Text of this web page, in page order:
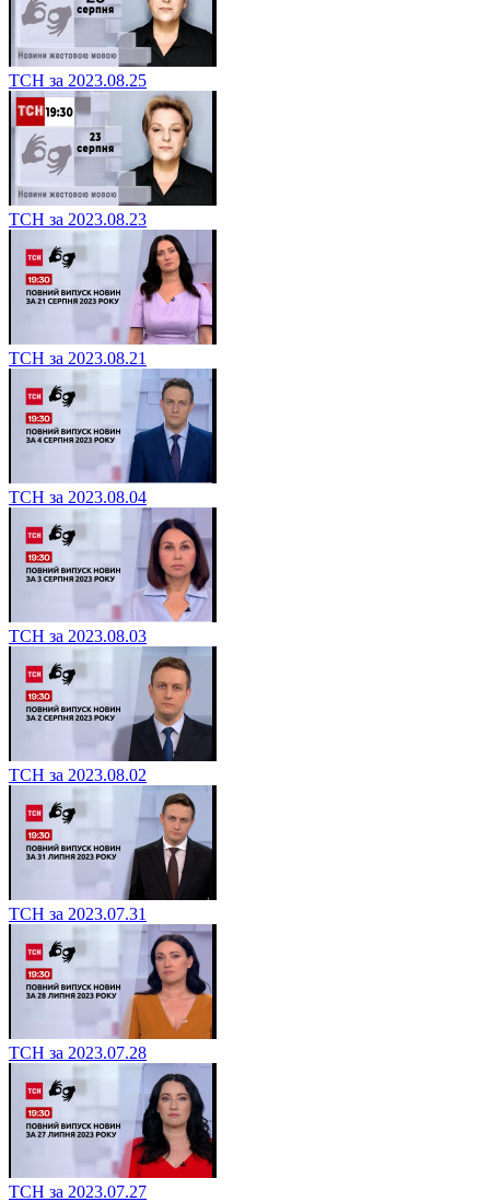
ТСН за 2023.08.25
ТСН за 2023.08.23
ТСН за 2023.08.21
ТСН за 2023.08.04
ТСН за 2023.08.03
ТСН за 2023.08.02
ТСН за 2023.07.31
ТСН за 2023.07.28
ТСН за 2023.07.27